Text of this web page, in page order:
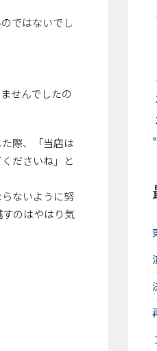
ではないでし
せんでしたの
際、「当店は
ださいね」と
ないように努
のはやはり気